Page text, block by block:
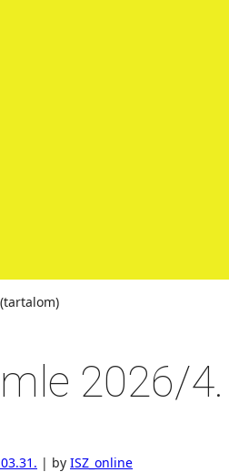
2026/
| by ISZ_online